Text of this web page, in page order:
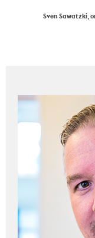
Sven Sawatzki,